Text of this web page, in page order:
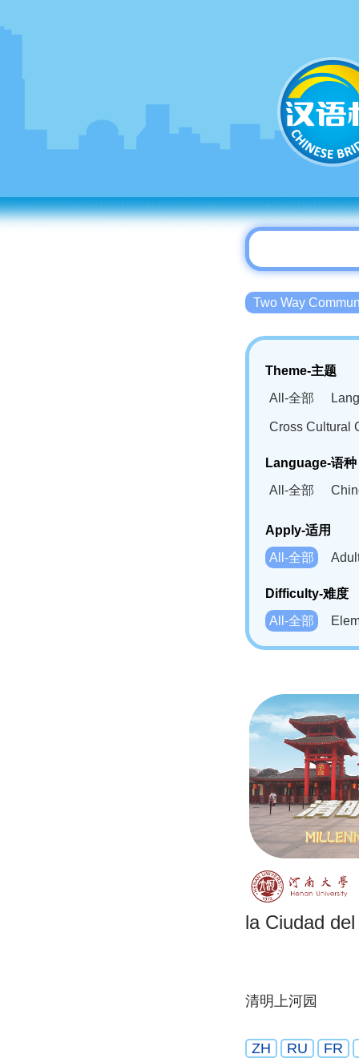
Two Way
Theme-主题
All-全部
Cross Cultural
Language-语种
All-全部
Bahasa
Swahili(SW)-
Apply-适用
All-全部
Difficulty-难度
All-全部
la Ciudad
清明上河园
ZH RU FR